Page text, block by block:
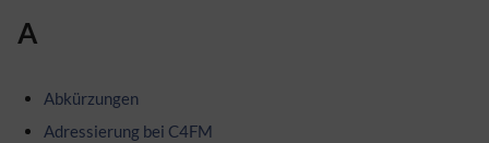
A
Abkürzungen
Adressierung bei C4FM